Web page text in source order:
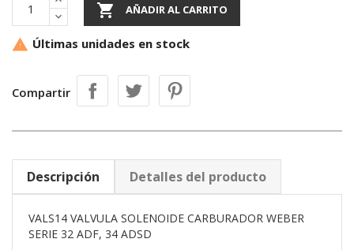
 AÑADIR AL CARRITO
 Últimas unidades en stock
Compartir
Descripción Detalles del producto
VALS14 VALVULA SOLENOIDE CARBURADOR WEBER
SERIE 32 ADF, 34 ADSD